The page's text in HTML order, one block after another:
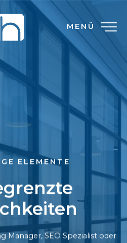
MENÜ
ELEMENTE
Manager, SEO Spezialist oder